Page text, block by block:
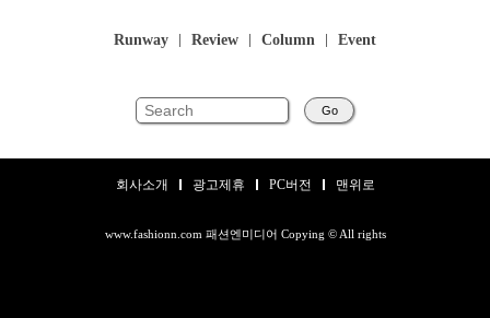
Runway Review Column Event
Go
회사소개 광고제휴 PC버전 맨위로
www.fashionn.com 패션엔미디어 Copying © All rights